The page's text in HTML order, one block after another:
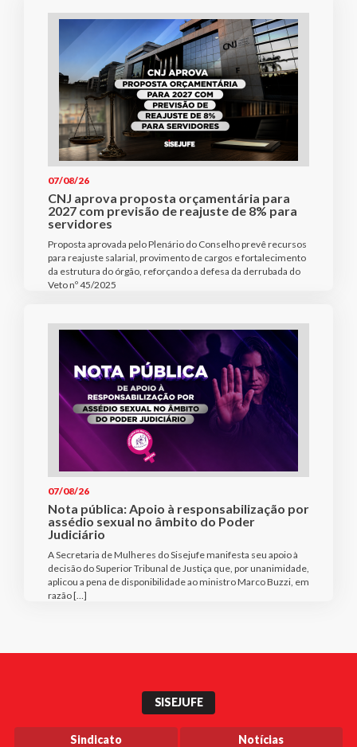
07/08/26
CNJ aprova proposta orçamentária para
2027 com previsão de reajuste de 8% para
servidores
Proposta aprovada pelo Plenário do Conselho prevê recursos
para reajuste salarial, provimento de cargos e fortalecimento
da estrutura do órgão, reforçando a defesa da derrubada do
Veto nº 45/2025
07/08/26
Nota pública: Apoio à responsabilização por
assédio sexual no âmbito do Poder
Judiciário
A Secretaria de Mulheres do Sisejufe manifesta seu apoio à
decisão do Superior Tribunal de Justiça que, por unanimidade,
aplicou a pena de disponibilidade ao ministro Marco Buzzi, em
razão […]
SISEJUFE
Sindicato Notícias